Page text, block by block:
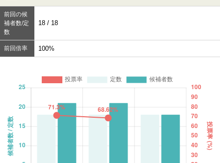
前回の候
補者数/定
数
18 / 18
前回倍率 100%